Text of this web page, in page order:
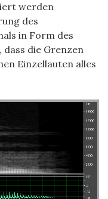
werden
des
in Form des
die Grenzen
Einzellauten alles